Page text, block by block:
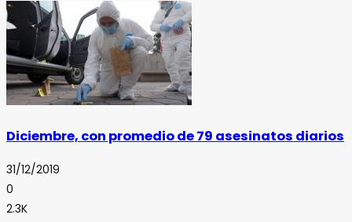
Diciembre, con promedio de 79 asesinatos diarios
31/12/2019
0
2.3K